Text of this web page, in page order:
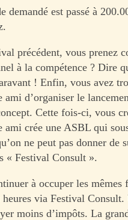
demandé est passé à
précédent, vous prenez
à la compétence ? Dire
! Enfin, vous avez
d’organiser le
Cette fois-ci, vous
crée une ASBL qui
ne peut pas donner de
« Festival Consult ».
à occuper les mêmes
via Festival Consult.
moins d’impôts. La